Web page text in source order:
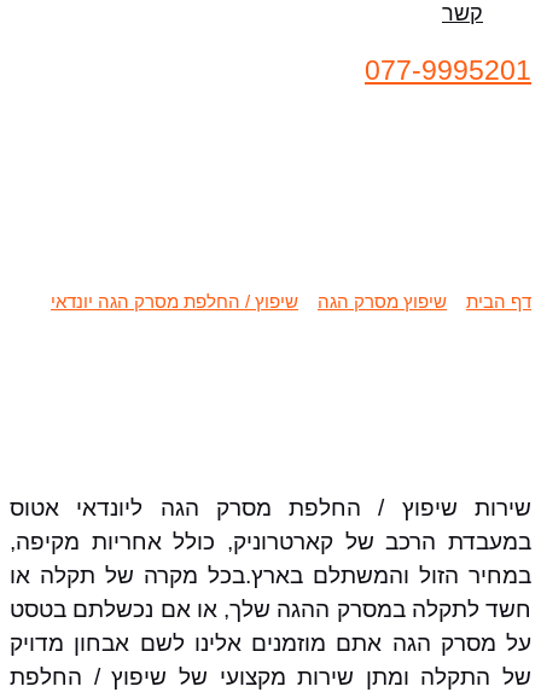
קשר
077-9995201
דף הבית שיפוץ מסרק הגה שיפוץ / החלפת מסרק הגה יונדאי
שירות שיפוץ / החלפת מסרק הגה ליונדאי אטוס
במעבדת הרכב של קארטרוניק, כולל אחריות מקיפה,
במחיר הזול והמשתלם בארץ.בכל מקרה של תקלה או
חשד לתקלה במסרק ההגה שלך, או אם נכשלתם בטסט
על מסרק הגה אתם מוזמנים אלינו לשם אבחון מדויק
של התקלה ומתן שירות מקצועי של שיפוץ / החלפת